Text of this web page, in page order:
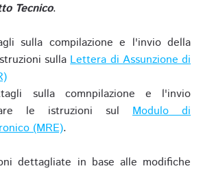
Tecnico.
sulla compilazione e l'invio della
sullaLettera di Assunzione di
sulla comnpilazione e l'invio
le istruzioni sul Modulo di
(MRE).
dettagliate in base alle modifiche